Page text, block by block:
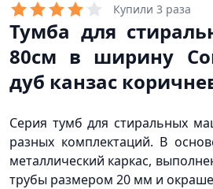
Купили 3 раза
Тумба для
80см в ширину
дуб канзас
Серия тумб для стиральных
разных комплектаций. В
металлический каркас,
трубы размером 20 мм и